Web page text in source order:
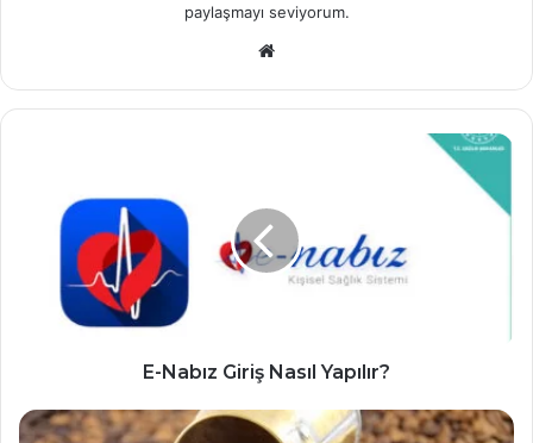
paylaşmayı seviyorum.
b
e
s
i
E-Nabız Giriş Nasıl Yapılır?